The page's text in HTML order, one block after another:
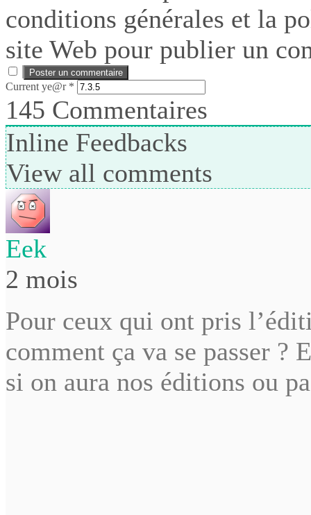
conditions générales et la
site Web pour publier un
Current ye@r *
145 Commentaires
Inline Feedbacks
View all comments
Eek
2 mois
Pour ceux qui ont pris
comment ça va se passer ?
si on aura nos éditions ou